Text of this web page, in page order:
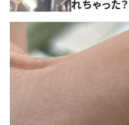
れちゃった？